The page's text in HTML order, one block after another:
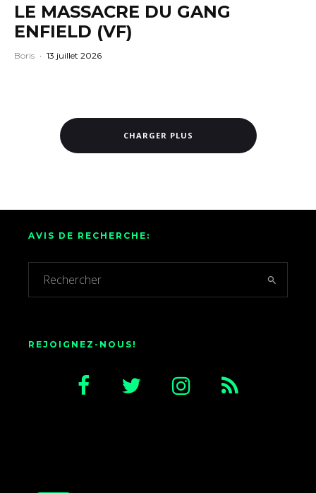
LE MASSACRE DU GANG
ENFIELD (VF)
Boris · 13 juillet 2026
CHARGER PLUS
AVIS DE RECHERCHE:
REJOIGNEZ-NOUS!